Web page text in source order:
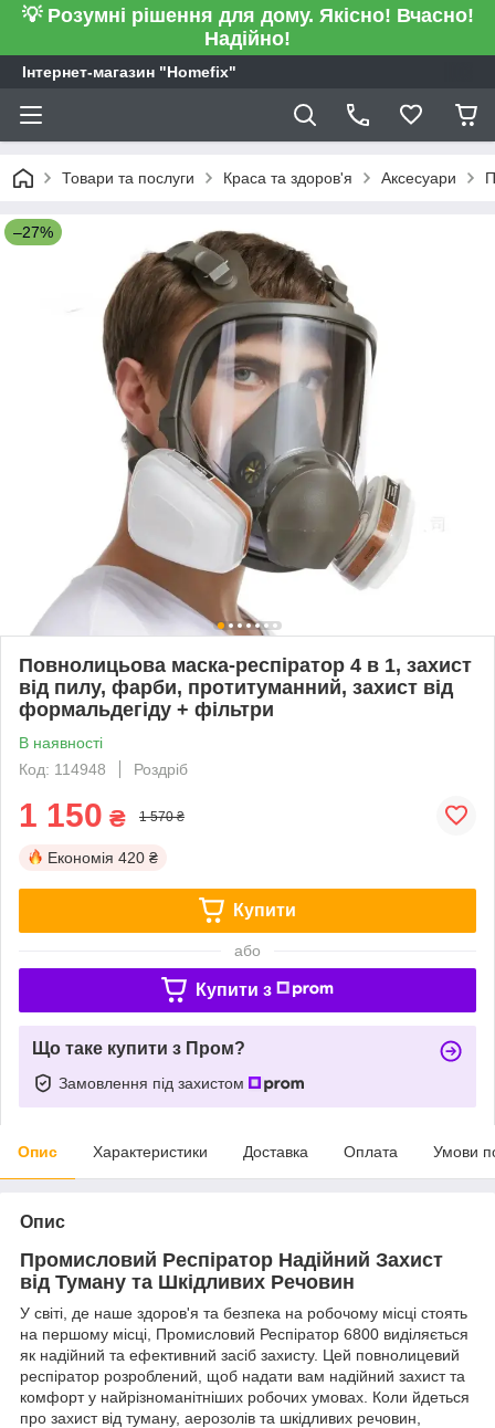
💡 Розумні рішення для дому. Якісно! Вчасно!
Надійно!
Інтернет-магазин "Homefix"
Товари та послуги Краса та здоров'я Аксесуари
–27%
Повнолицьова маска-респіратор 4 в 1, захист
від пилу, фарби, протитуманний, захист від
формальдегіду + фільтри
В наявності
Код: 114948
Роздріб
1 150 ₴ 1 570 ₴
Економія 420 ₴
Купити
або
Купити з
Що таке купити з Пром?
Замовлення під захистом
Опис Характеристики Доставка Оплата Умови
Опис
Промисловий Респіратор Надійний Захист
від Туману та Шкідливих Речовин
У світі, де наше здоров'я та безпека на робочому місці стоять
на першому місці, Промисловий Респіратор 6800 виділяється
як надійний та ефективний засіб захисту. Цей повнолицевий
респіратор розроблений, щоб надати вам надійний захист та
комфорт у найрізноманітніших робочих умовах. Коли йдеться
про захист від туману, аерозолів та шкідливих речовин,